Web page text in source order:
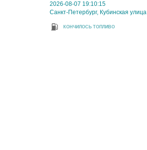
2026-08-07 19:10:15
Санкт-Петербург, Кубинская улица
КОНЧИЛОСЬ ТОПЛИВО